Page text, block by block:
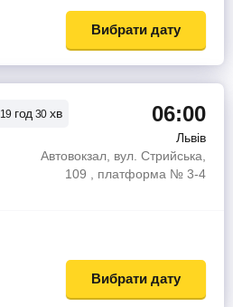
Вибрати дату
19 год 30 хв 06:00
Львів
Автовокзал, вул. Стрийська,
109 , платформа № 3-4
Вибрати дату